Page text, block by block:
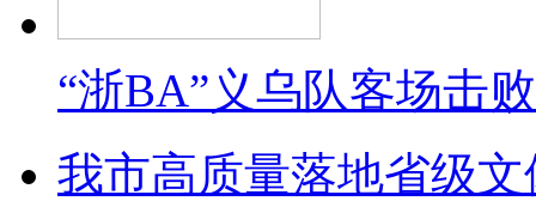
“浙BA”义乌队客场击
我市高质量落地省级